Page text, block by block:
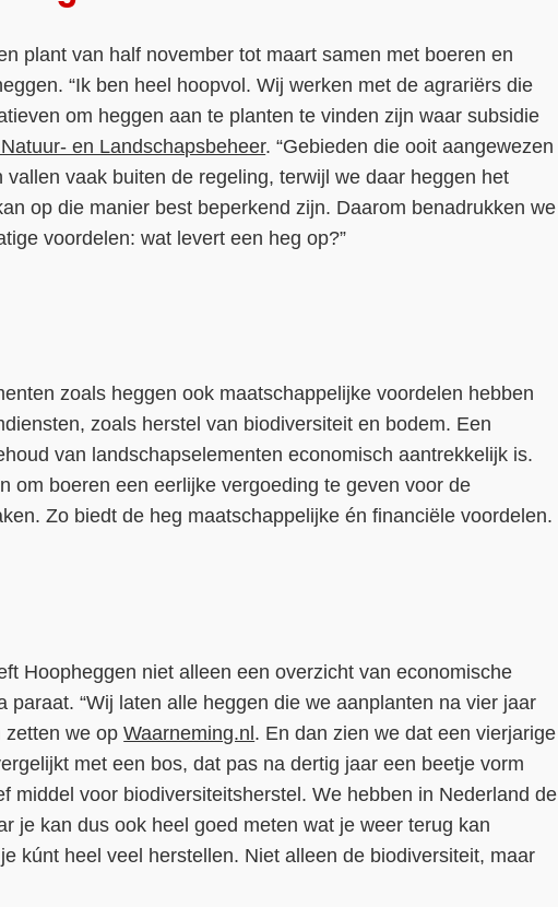
plant van half november tot maart samen met boeren en
“Ik ben heel hoopvol. Wij werken met de agrariërs die
om heggen aan te planten te vinden zijn waar subsidie
en Landschapsbeheer. “Gebieden die ooit aangewezen
vaak buiten de regeling, terwijl we daar heggen het
op die manier best beperkend zijn. Daarom benadrukken we
voordelen: wat levert een heg op?”
zoals heggen ook maatschappelijke voordelen hebben
zoals herstel van biodiversiteit en bodem. Een
van landschapselementen economisch aantrekkelijk is.
om boeren een eerlijke vergoeding te geven voor de
Zo biedt de heg maatschappelijke én financiële voordelen.
Hoopheggen niet alleen een overzicht van economische
“Wij laten alle heggen die we aanplanten na vier jaar
zetten we opWaarneming.nl . En dan zien we dat een vierjarige
met een bos, dat pas na dertig jaar een beetje vorm
middel voor biodiversiteitsherstel. We hebben in Nederland de
je kan dus ook heel goed meten wat je weer terug kan
kúnt heel veel herstellen. Niet alleen de biodiversiteit, maar